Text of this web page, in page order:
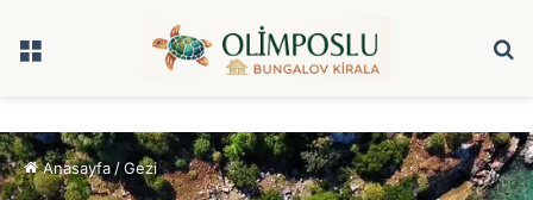
Menü
Anasayfa /Gezi